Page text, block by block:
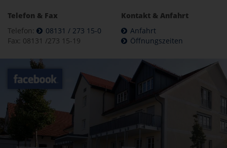
Telefon & Fax
Telefon:
08131 / 273 15-0
Fax: 08131 /273 15-19
Kontakt & Anfahrt
Anfahrt
Öffnungszeiten